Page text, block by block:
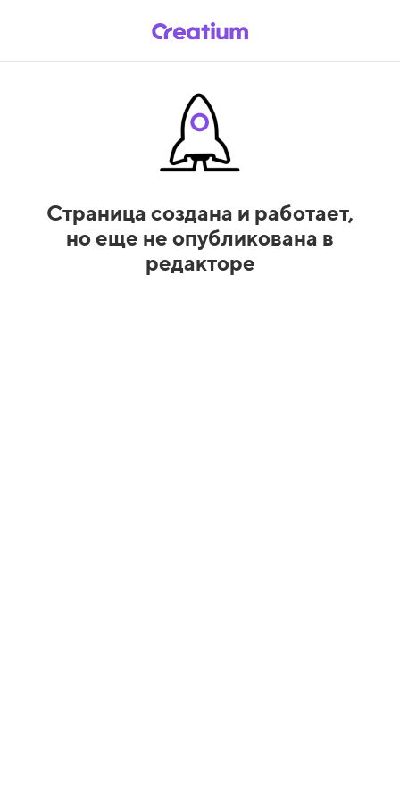
Страница создана и работает,
но еще не опубликована в
редакторе